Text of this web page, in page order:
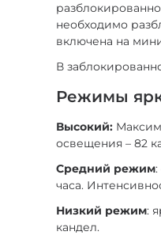
необходимо
включена на
В
Режимы
Высокий:
освещения – 82
Средний режим
часа.
Низкий режим:
кандел.